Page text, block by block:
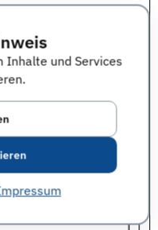
Inhalte und Services
der Frage an:
Germany, Dream
und erstelle deine
in Form einer Video-
der Frage an: